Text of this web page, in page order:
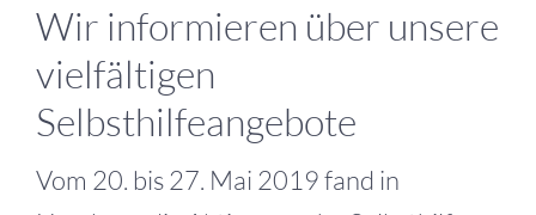
Wir informieren über unsere
vielfältigen
Selbsthilfeangebote
Vom 20. bis 27. Mai 2019 fand in